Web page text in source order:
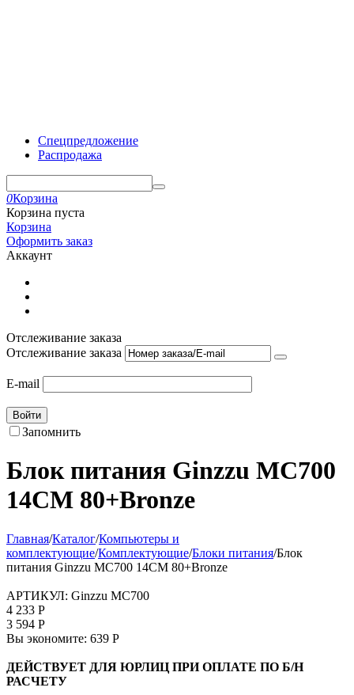
Спецпредложение
Распродажа
0Корзина
Корзина пуста
Корзина
Оформить заказ
Аккаунт
Отслеживание заказа
Отслеживание заказа
E-mail
Войти
Запомнить
Блок питания Ginzzu MC700
14CM 80+Bronze
Главная/Каталог/Компьютеры и
комплектующие/Комплектующие/Блоки питания/Блок
питания Ginzzu MC700 14CM 80+Bronze
АРТИКУЛ: Ginzzu MC700
4 233 Р
3 594 Р
Вы экономите: 639 Р
ДЕЙСТВУЕТ ДЛЯ ЮРЛИЦ ПРИ ОПЛАТЕ ПО Б/Н
РАСЧЕТУ